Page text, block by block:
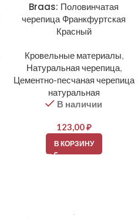
Braas: Половинчатая
черепица Франкфуртская
Красный
Кровельные материалы,
Натуральная черепица,
Цементно-песчаная черепица
натуральная
В наличии
123,00₽
В КОРЗИНУ